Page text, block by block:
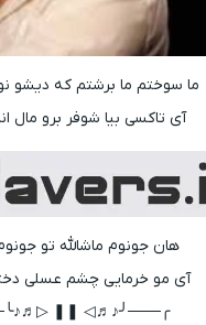
ما سوختم ما برشتم که دیشو
آی تاکسی بیا شوفر برو مال
هان جونوم ماشالله تو
آی مو خرمایی چشم عسلی
❚❚ ▷♬♪╰───╮